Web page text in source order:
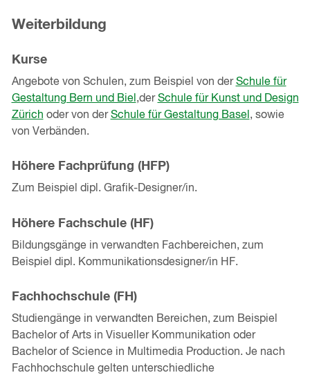
Weiterbildung
Kurse
Angebote von Schulen, zum Beispiel von derSchule für
Gestaltung Bern und Biel,derSchule für Kunst und Design
Zürich oder von derSchule für Gestaltung Basel, sowie
von Verbänden.
Höhere Fachprüfung (HFP)
Zum Beispiel dipl. Grafik-Designer/in.
Höhere Fachschule (HF)
Bildungsgänge in verwandten Fachbereichen, zum
Beispiel dipl. Kommunikationsdesigner/in HF.
Fachhochschule (FH)
Studiengänge in verwandten Bereichen, zum Beispiel
Bachelor of Arts in Visueller Kommunikation oder
Bachelor of Science in Multimedia Production. Je nach
Fachhochschule gelten unterschiedliche